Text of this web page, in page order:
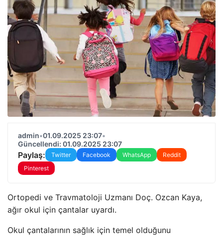
admin•01.09.2025 23:07•
Güncellendi: 01.09.2025 23:07
Paylaş: Twitter Facebook WhatsApp
Reddit
Pinterest
Ortopedi ve Travmatoloji Uzmanı Doç. Ozcan Kaya,
ağır okul için çantalar uyardı.
Okul çantalarının sağlık için temel olduğunu